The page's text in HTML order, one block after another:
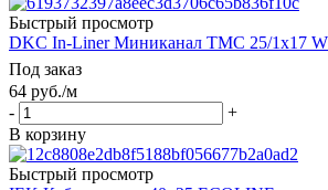
Быстрый просмотр
DKC In-Liner Миниканал TMC 25/1x17
Под заказ
64 руб./м
-
+
В корзину
Быстрый просмотр